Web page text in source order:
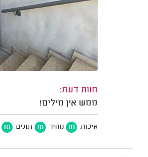
חוות דעת:
ממש אין מילים!
איכות 10 מחיר 10 זמנים 10